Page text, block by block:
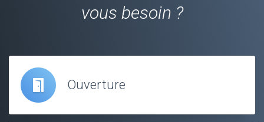
vous besoin ?
Ouverture